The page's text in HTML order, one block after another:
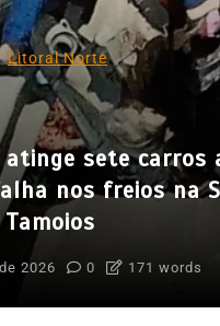
Litoral Norte
atinge sete carros
nos freios na
2026 0 171 words